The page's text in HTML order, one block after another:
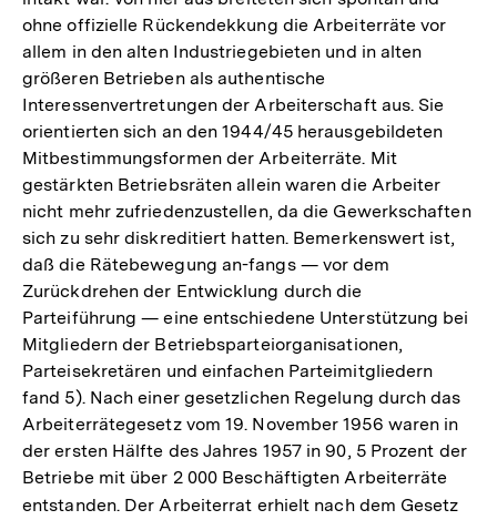
ohne offizielle Rückendekkung die Arbeiterräte vor
allem in den alten Industriegebieten und in alten
größeren Betrieben als authentische
Interessenvertretungen der Arbeiterschaft aus. Sie
orientierten sich an den 1944/45 herausgebildeten
Mitbestimmungsformen der Arbeiterräte. Mit
gestärkten Betriebsräten allein waren die Arbeiter
nicht mehr zufriedenzustellen, da die Gewerkschaften
sich zu sehr diskreditiert hatten. Bemerkenswert ist,
daß die Rätebewegung an-fangs — vor dem
Zurückdrehen der Entwicklung durch die
Parteiführung — eine entschiedene Unterstützung bei
Mitgliedern der Betriebsparteiorganisationen,
Parteisekretären und einfachen Parteimitgliedern
fand 5). Nach einer gesetzlichen Regelung durch das
Arbeiterrätegesetz vom 19. November 1956 waren in
der ersten Hälfte des Jahres 1957 in 90, 5 Prozent der
Betriebe mit über 2 000 Beschäftigten Arbeiterräte
entstanden. Der Arbeiterrat erhielt nach dem Gesetz